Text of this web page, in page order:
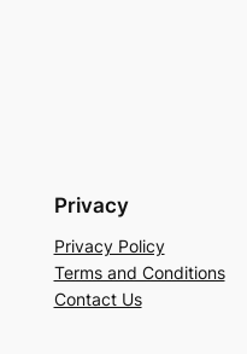
Privacy
Privacy Policy
Terms and Conditions
Contact Us